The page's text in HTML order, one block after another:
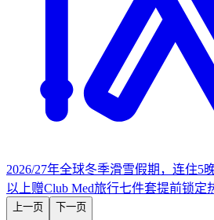
2026/27年全球冬季滑雪假期，连住5
以上赠Club Med旅行七件套提前锁定
上一页 下一页